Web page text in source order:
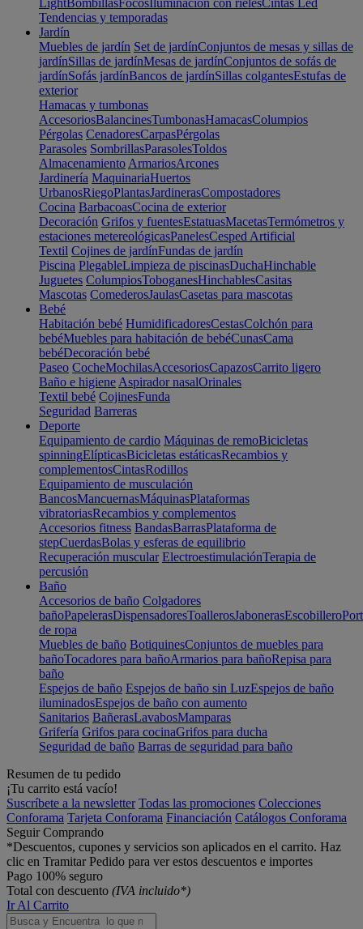
LightBombillasFocosIluminación con rielesCintas Led
Tendencias y temporadas
Jardín
Muebles de jardín Set de jardínConjuntos de mesas y sillas de
jardínSillas de jardínMesas de jardínConjuntos de sofás de
jardínSofás jardínBancos de jardínSillas colgantesEstufas de
exterior
Hamacas y tumbonas
AccesoriosBalancinesTumbonasHamacasColumpios
Pérgolas CenadoresCarpasPérgolas
Parasoles SombrillasParasolesToldos
Almacenamiento ArmariosArcones
Jardinería MaquinariaHuertos
UrbanosRiegoPlantasJardinerasCompostadores
Cocina BarbacoasCocina de exterior
Decoración Grifos y fuentesEstatuasMacetasTermómetros y
estaciones metereológicasPanelesCesped Artificial
Textil Cojines de jardínFundas de jardín
Piscina PlegableLimpieza de piscinasDuchaHinchable
Juguetes ColumpiosToboganesHinchablesCasitas
Mascotas ComederosJaulasCasetas para mascotas
Bebé
Habitación bebé HumidificadoresCestasColchón para
bebéMuebles para habitación de bebéCunasCama
bebéDecoración bebé
Paseo CocheMochilasAccesoriosCapazosCarrito ligero
Baño e higiene Aspirador nasalOrinales
Textil bebé CojinesFunda
Seguridad Barreras
Deporte
Equipamiento de cardio Máquinas de remoBicicletas
spinningElípticasBicicletas estáticasRecambios y
complementosCintasRodillos
Equipamiento de musculación
BancosMancuernasMáquinasPlataformas
vibratoriasRecambios y complementos
Accesorios fitness BandasBarrasPlataforma de
stepCuerdasBolas y esferas de equilibrio
Recuperación muscular ElectroestimulaciónTerapia de
percusión
Baño
Accesorios de baño Colgadores
bañoPapelerasDispensadoresToallerosJabonerasEscobillero
de ropa
Muebles de baño BotiquinesConjuntos de muebles para
bañoTocadores para bañoArmarios para bañoRepisa para
baño
Espejos de baño Espejos de baño sin LuzEspejos de baño
iluminadosEspejos de baño con aumento
Sanitarios BañerasLavabosMamparas
Grifería Grifos para cocinaGrifos para ducha
Seguridad de baño Barras de seguridad para baño
Resumen de tu pedido
¡Tu carrito está vacío!
Suscríbete a la newsletter Todas las promociones Colecciones
Conforama Tarjeta Conforama Financiación Catálogos Conforama
Seguir Comprando
*Descuentos, cupones y servicios son aplicados en el carrito. Haz
clic en Tramitar Pedido para ver estos descuentos e importes
Pago 100% seguro
Total con descuento (IVA incluido*)
Ir Al Carrito